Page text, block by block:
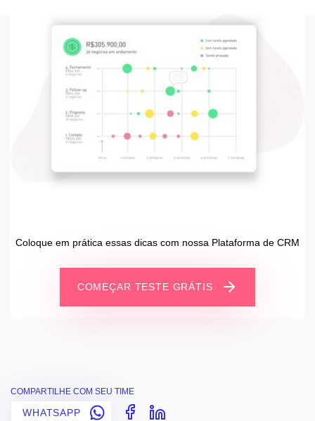
Coloque em prática essas dicas com nossa Plataforma de CRM
COMEÇAR TESTE GRÁTIS
COMPARTILHE COM SEU TIME
WHATSAPP